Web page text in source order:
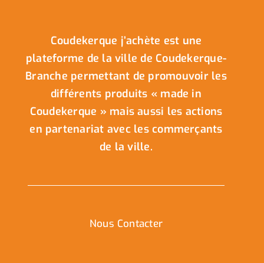
Coudekerque j’achète est une
plateforme de la ville de Coudekerque-
Branche permettant de promouvoir les
différents produits « made in
Coudekerque » mais aussi les actions
en partenariat avec les commerçants
de la ville.
Nous Contacter